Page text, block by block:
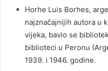
Horhe Luis Borhes,
najznačajnijih autora u
vijeka, bavio se
biblioteci u Peronu
1939. i 1946. godine.